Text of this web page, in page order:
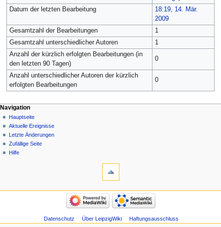
Datum der letzten Bearbeitung
18:19, 14. Mär.
2009
Gesamtzahl der Bearbeitungen
1
Gesamtzahl unterschiedlicher Autoren
1
Anzahl der kürzlich erfolgten Bearbeitungen (in
den letzten 90 Tagen)
0
Anzahl unterschiedlicher Autoren der kürzlich
erfolgten Bearbeitungen
0
Navigation
Hauptseite
Aktuelle Ereignisse
Letzte Änderungen
Zufällige Seite
Hilfe
Datenschutz Über LeipzigWiki Haftungsausschluss